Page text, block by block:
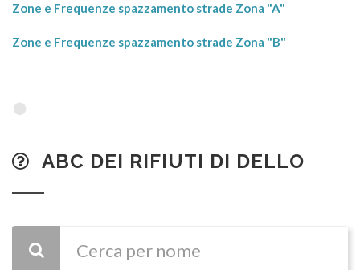
Zone e Frequenze spazzamento strade Zona "A"
Zone e Frequenze spazzamento strade Zona "B"
ABC DEI RIFIUTI DI DELLO